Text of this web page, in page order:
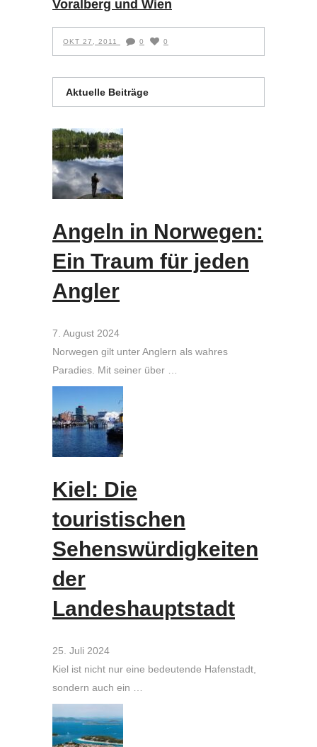
Voralberg und Wien
OKT 27, 2011 0 0
Aktuelle Beiträge
Angeln in Norwegen:
Ein Traum für jeden
Angler
7. August 2024
Norwegen gilt unter Anglern als wahres
Paradies. Mit seiner über …
Kiel: Die
touristischen
Sehenswürdigkeiten
der
Landeshauptstadt
25. Juli 2024
Kiel ist nicht nur eine bedeutende Hafenstadt,
sondern auch ein …